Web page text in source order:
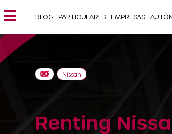
BLOG PARTICULARES EMPRESAS
Renting
Nissan